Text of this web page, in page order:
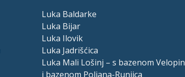
Luka Baldarke
Luka Bijar
Luka Ilovik
Luka Jadrišćica
Luka Mali Lošinj – s bazenom Velopin
i bazenom Poljana-Runjica